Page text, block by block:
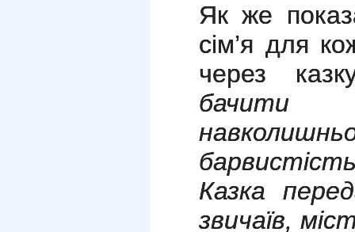
Як же
сім’я для
через
Казка
звичаїв,